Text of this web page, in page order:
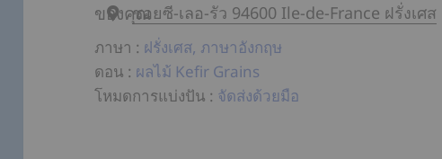
ชอยซี-เลอ-รัว 94600 Ile-de-France ฝรั่งเศส
ภาษา : ฝรั่งเศส, ภาษาอังกฤษ
ดอน : ผลไม้ Kefir Grains
โหมดการแบ่งปัน : จัดส่งด้วยมือ